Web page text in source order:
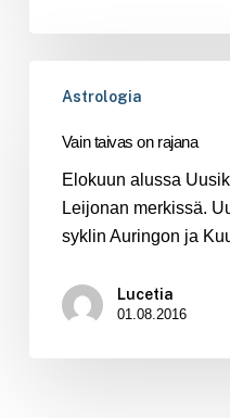
taivasAstrologia
Vain taivas on rajana
Elokuun alussa
Leijonan merkissä.
syklin Auringon ja
Lucetia
01.08.2016